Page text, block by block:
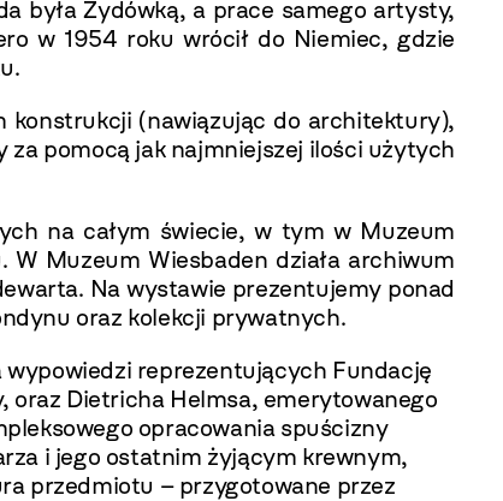
była Żydówką, a prace samego artysty,
w 1954 roku wrócił do Niemiec, gdzie
konstrukcji (nawiązując do architektury),
pomocą jak najmniejszej ilości użytych
na całym świecie, w tym w Muzeum
Muzeum Wiesbaden działa archiwum
Na wystawie prezentujemy ponad
oraz kolekcji prywatnych.
reprezentujących Fundację
Dietricha Helmsa, emerytowanego
opracowania spuścizny
i jego ostatnim żyjącym krewnym,
przedmiotu – przygotowane przez